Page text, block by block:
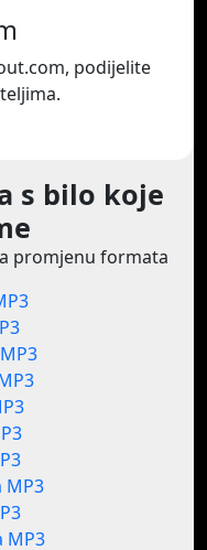
podijelite
s bilo koje
promjenu formata
MP3
MP3